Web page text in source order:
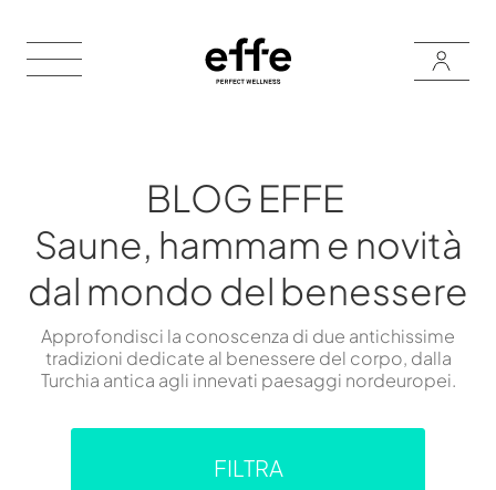
BLOG EFFE
Saune, hammam e novità
dal mondo del benessere
Approfondisci la conoscenza di due antichissime
tradizioni dedicate al benessere del corpo, dalla
Turchia antica agli innevati paesaggi nordeuropei.
FILTRA